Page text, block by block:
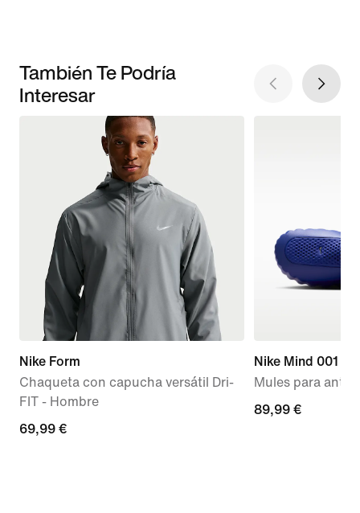
También Te Podría
Interesar
Nike Form
Chaqueta con capucha versátil Dri-
FIT - Hombre
69,99 €
69,99 €
Nike Mind 001
Mules para
89,99 €
89,99 €